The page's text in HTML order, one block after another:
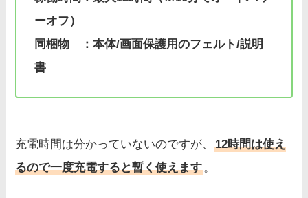
ーオフ）
同梱物 ：本体/画面保護用のフェルト/説明
書
充電時間は分かっていないのですが、12時間は使え
るので一度充電すると暫く使えます。